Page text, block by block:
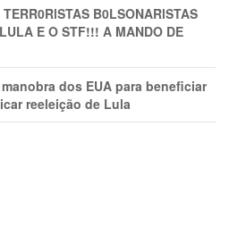
B0LSONARlSTAS
E O STF!!! A MANDO DE
dos EUA para beneficiar
reeleição de Lula